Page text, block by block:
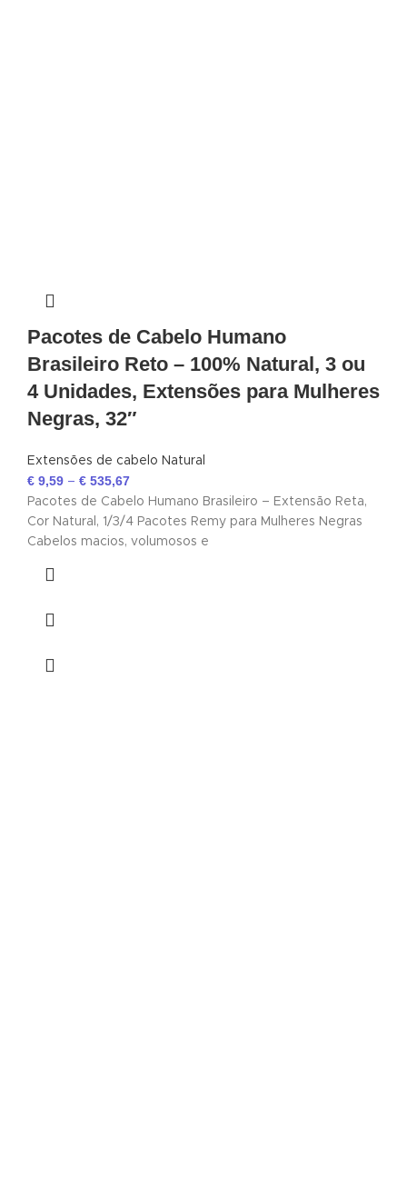
Pacotes de Cabelo Humano
Brasileiro Reto – 100% Natural, 3 ou
4 Unidades, Extensões para Mulheres
Negras, 32″
Extensões de cabelo Natural
€ 9,59 – € 535,67
Pacotes de Cabelo Humano Brasileiro – Extensão Reta,
Cor Natural, 1/3/4 Pacotes Remy para Mulheres Negras
Cabelos macios, volumosos e